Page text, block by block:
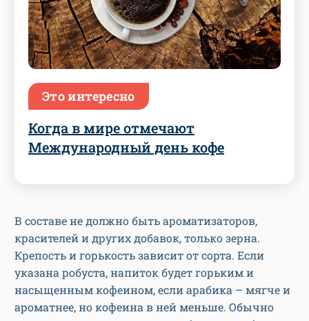
Это интересно
Когда в мире отмечают
Международный день кофе
В составе не должно быть ароматизаторов,
красителей и других добавок, только зерна.
Крепость и горькость зависит от сорта. Если
указана робуста, напиток будет горьким и
насыщенным кофеином, если арабика – мягче и
ароматнее, но кофеина в ней меньше. Обычно